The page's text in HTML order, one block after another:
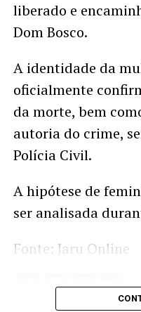
liberado e
Dom Bosco.
A identidade da
oficialmente
da morte, bem
autoria do crime,
Polícia Civil.
A hipótese de
ser analisada
Fonte: Jaru Online
Twitter